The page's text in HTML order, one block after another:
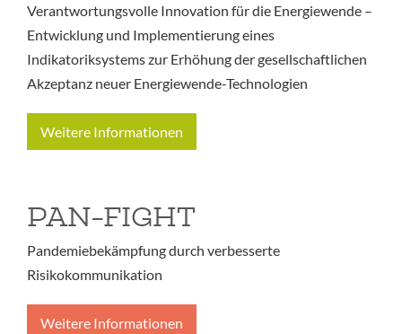
Verantwortungsvolle Innovation für die Energiewende –
Entwicklung und Implementierung eines
Indikatoriksystems zur Erhöhung der gesellschaftlichen
Akzeptanz neuer Energiewende-Technologien
Weitere Informationen
PAN-FIGHT
Pandemiebekämpfung durch verbesserte
Risikokommunikation
Weitere Informationen